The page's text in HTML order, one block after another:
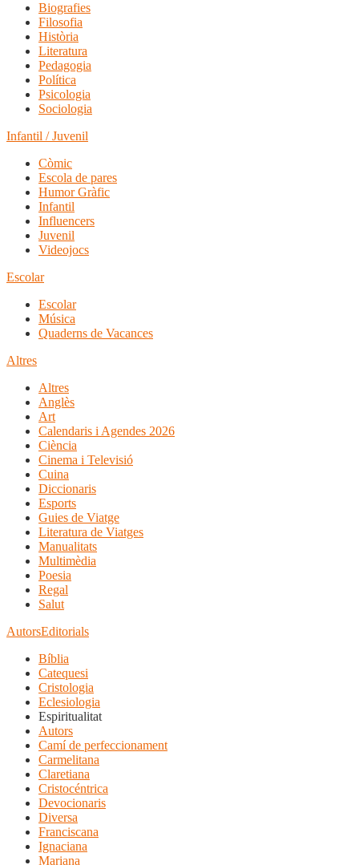
Biografies
Filosofia
Història
Literatura
Pedagogia
Política
Psicologia
Sociologia
Infantil / Juvenil
Còmic
Escola de pares
Humor Gràfic
Infantil
Influencers
Juvenil
Videojocs
Escolar
Escolar
Música
Quaderns de Vacances
Altres
Altres
Anglès
Art
Calendaris i Agendes 2026
Ciència
Cinema i Televisió
Cuina
Diccionaris
Esports
Guies de Viatge
Literatura de Viatges
Manualitats
Multimèdia
Poesia
Regal
Salut
AutorsEditorials
Bíblia
Catequesi
Cristologia
Eclesiologia
Espiritualitat
Autors
Camí de perfeccionament
Carmelitana
Claretiana
Cristocéntrica
Devocionaris
Diversa
Franciscana
Ignaciana
Mariana